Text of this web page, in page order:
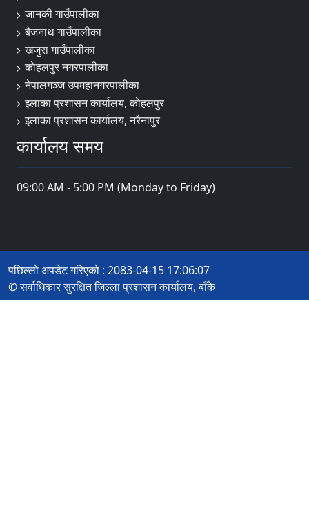
जानकी गाउँपालीका
बैजनाथ गाउँपालीका
खजुरा गाउँपालीका
काेहलपुर नगरपालीका
नेपालगञ्ज उपमहानगरपालीका
इलाका प्रशासन कार्यालय, काेहलपुर
इलाका प्रशासन कार्यालय, नरैनापुर
कार्यालय समय
09:00 AM - 5:00 PM (Monday to Friday)
पछिल्लो अपडेट गरिएको : 2083-04-15 17:06:07
© सर्वाधिकार सुरक्षित जिल्ला प्रशासन कार्यालय, बाँके